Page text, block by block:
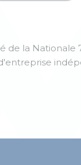
de la Nationale